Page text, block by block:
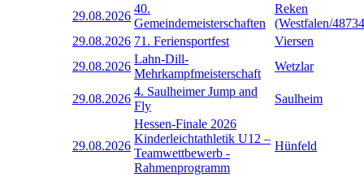
29.08.2026
40.
Gemeindemeisterschaften
Reken
(Westfalen/
29.08.2026 71. Feriensportfest
Viersen
29.08.2026
Lahn-Dill-
Mehrkampfmeisterschaft
Wetzlar
29.08.2026
4. Saulheimer Jump and
Fly
Saulheim
29.08.2026
Hessen-Finale 2026
Kinderleichtathletik U12 –
Teamwettbewerb -
Rahmenprogramm
Hünfeld